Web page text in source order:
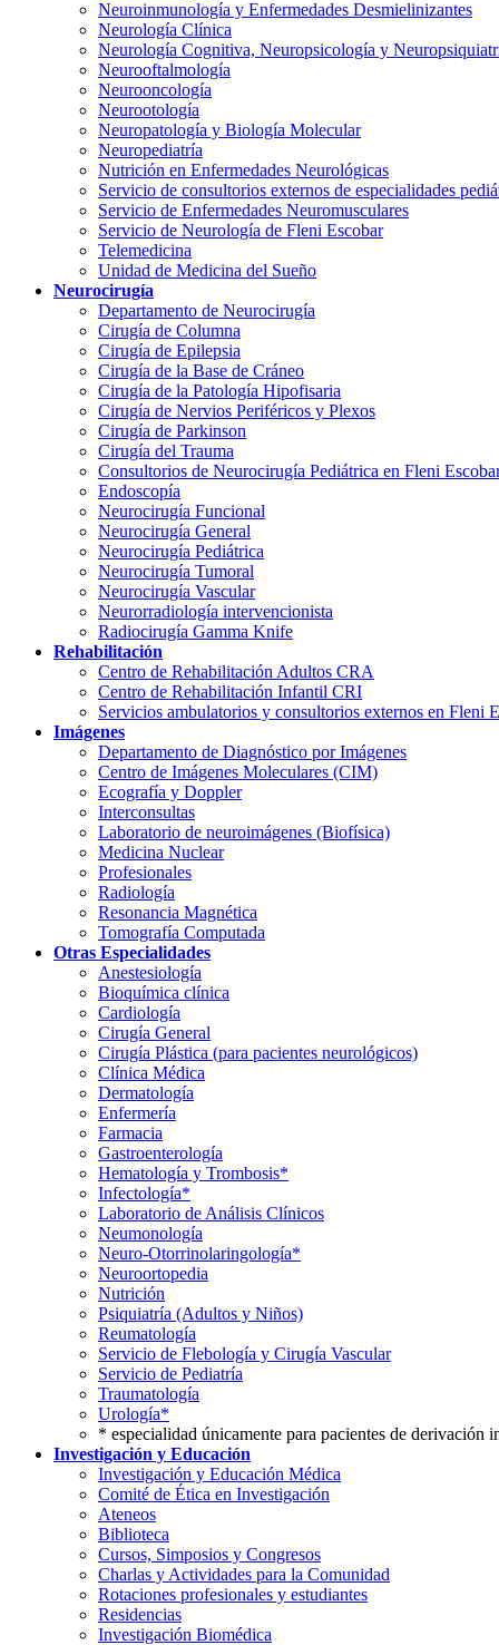
Neuroinmunología y Enfermedades Desmielinizantes
Neurología Clínica
Neurología Cognitiva, Neuropsicología y
Neurooftalmología
Neurooncología
Neurootología
Neuropatología y Biología Molecular
Neuropediatría
Nutrición en Enfermedades Neurológicas
Servicio de consultorios externos de especialidades
Servicio de Enfermedades Neuromusculares
Servicio de Neurología de Fleni Escobar
Telemedicina
Unidad de Medicina del Sueño
Neurocirugía
Departamento de Neurocirugía
Cirugía de Columna
Cirugía de Epilepsia
Cirugía de la Base de Cráneo
Cirugía de la Patología Hipofisaria
Cirugía de Nervios Periféricos y Plexos
Cirugía de Parkinson
Cirugía del Trauma
Consultorios de Neurocirugía Pediátrica en Fleni
Endoscopía
Neurocirugía Funcional
Neurocirugía General
Neurocirugía Pediátrica
Neurocirugía Tumoral
Neurocirugía Vascular
Neurorradiología intervencionista
Radiocirugía Gamma Knife
Rehabilitación
Centro de Rehabilitación Adultos CRA
Centro de Rehabilitación Infantil CRI
Servicios ambulatorios y consultorios externos en Fleni
Imágenes
Departamento de Diagnóstico por Imágenes
Centro de Imágenes Moleculares (CIM)
Ecografía y Doppler
Interconsultas
Laboratorio de neuroimágenes (Biofísica)
Medicina Nuclear
Profesionales
Radiología
Resonancia Magnética
Tomografía Computada
Otras Especialidades
Anestesiología
Bioquímica clínica
Cardiología
Cirugía General
Cirugía Plástica (para pacientes neurológicos)
Clínica Médica
Dermatología
Enfermería
Farmacia
Gastroenterología
Hematología y Trombosis*
Infectología*
Laboratorio de Análisis Clínicos
Neumonología
Neuro-Otorrinolaringología*
Neuroortopedia
Nutrición
Psiquiatría (Adultos y Niños)
Reumatología
Servicio de Flebología y Cirugía Vascular
Servicio de Pediatría
Traumatología
Urología*
* especialidad únicamente para pacientes de derivación
Investigación y Educación
Investigación y Educación Médica
Comité de Ética en Investigación
Ateneos
Biblioteca
Cursos, Simposios y Congresos
Charlas y Actividades para la Comunidad
Rotaciones profesionales y estudiantes
Residencias
Investigación Biomédica